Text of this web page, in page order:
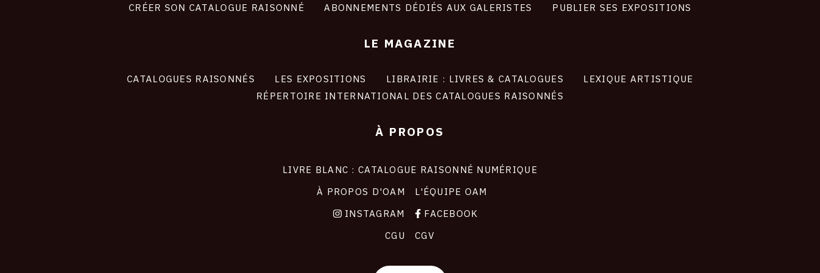
CRÉER SON CATALOGUE RAISONNÉ ABONNEMENTS DÉDIÉS AUX GALERISTES PUBLIER SES EXPOSITIONS
LE MAGAZINE
CATALOGUES RAISONNÉS LES EXPOSITIONS LIBRAIRIE : LIVRES & CATALOGUES
LEXIQUE ARTISTIQUE
RÉPERTOIRE INTERNATIONAL DES CATALOGUES RAISONNÉS
À PROPOS
LIVRE BLANC : CATALOGUE RAISONNÉ NUMÉRIQUE
À PROPOS D'OAM
L'ÉQUIPE OAM
INSTAGRAM
FACEBOOK
CGU
CGV